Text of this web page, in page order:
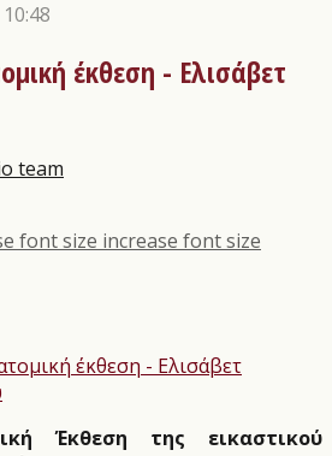
έκθεση - Ελισάβετ
team
font size increase font size
Έκθεση της εικαστικού